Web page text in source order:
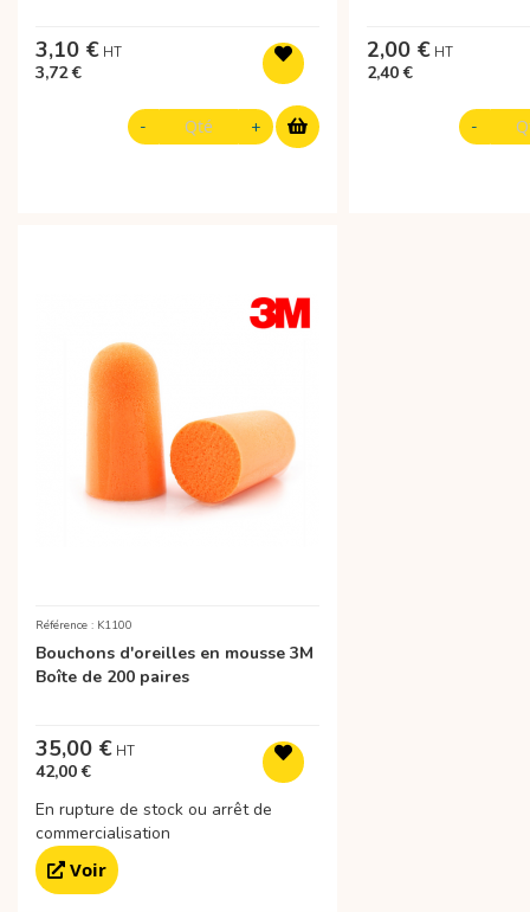
3,10 €
3,72 €
2,00 €
2,40 €
Référence : K1100
Bouchons d'oreilles en mousse 3M
Boîte de 200 paires
35,00 €
42,00 €
En rupture de stock ou arrêt de
commercialisation
Voir